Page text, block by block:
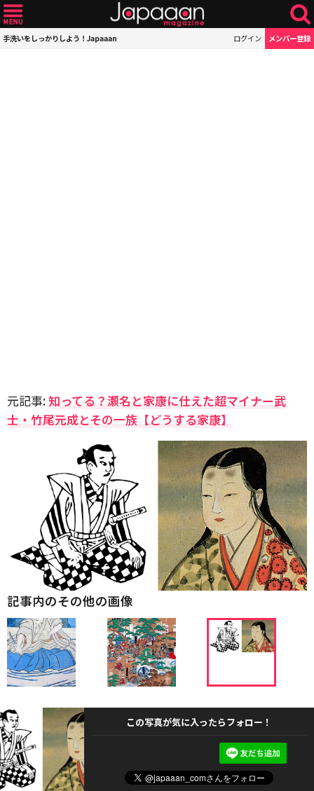
手洗いをしっかりしよう！Japaaan ログイン メンバー登録
元記事:知ってる？瀬名と家康に仕えた超マイナー武
士・竹尾元成とその一族【どうする家康】
記事内のその他の画像
この写真が気に入ったらフォロー！